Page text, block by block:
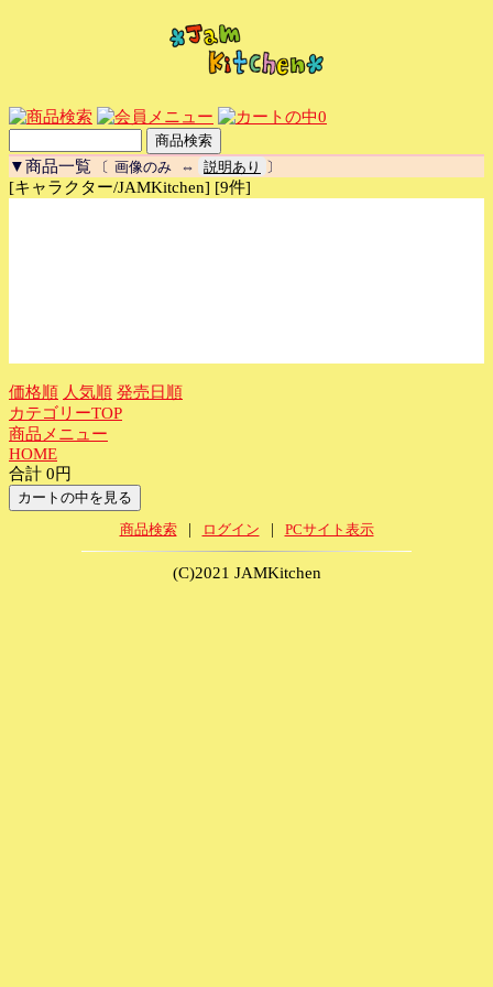
0
▼商品一覧 〔 画像のみ ⇔ 説明あり 〕
[キャラクター/JAMKitchen] [9件]
価格順 人気順 発売日順
カテゴリーTOP
商品メニュー
HOME
合計 0円
商品検索 | ログイン | PCサイト表示
(C)2021 JAMKitchen